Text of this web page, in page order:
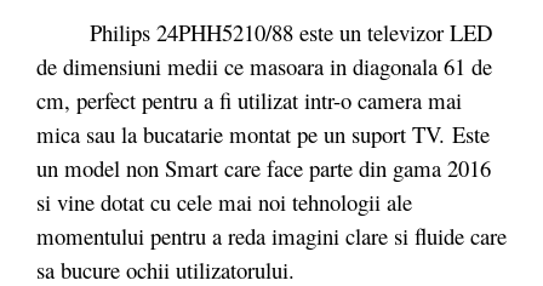
Philips 24PHH5210/88 este un televizor LED
de dimensiuni medii ce masoara in diagonala 61 de
cm, perfect pentru a fi utilizat intr-o camera mai
mica sau la bucatarie montat pe un suport TV. Este
un model non Smart care face parte din gama 2016
si vine dotat cu cele mai noi tehnologii ale
momentului pentru a reda imagini clare si fluide care
sa bucure ochii utilizatorului.